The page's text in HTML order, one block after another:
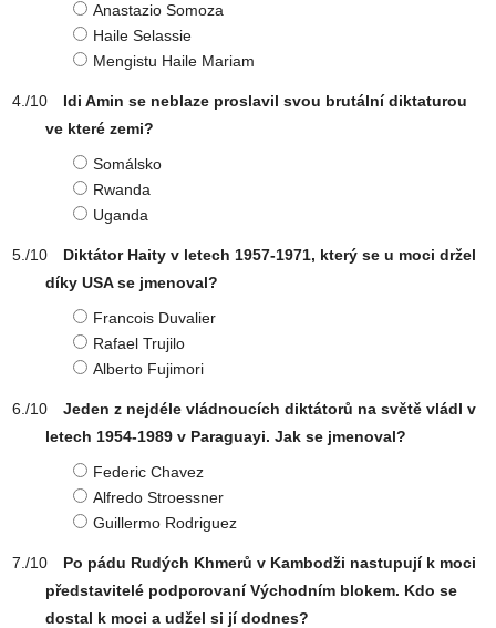
Anastazio Somoza
Haile Selassie
Mengistu Haile Mariam
Idi Amin se neblaze proslavil svou brutální diktaturou
ve které zemi?
Somálsko
Rwanda
Uganda
Diktátor Haity v letech 1957-1971, který se u moci držel
díky USA se jmenoval?
Francois Duvalier
Rafael Trujilo
Alberto Fujimori
Jeden z nejdéle vládnoucích diktátorů na světě vládl v
letech 1954-1989 v Paraguayi. Jak se jmenoval?
Federic Chavez
Alfredo Stroessner
Guillermo Rodriguez
Po pádu Rudých Khmerů v Kambodži nastupují k moci
představitelé podporovaní Východním blokem. Kdo se
dostal k moci a udžel si jí dodnes?